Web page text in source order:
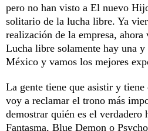
pero no han visto a El nuevo
solitario de la lucha libre. Ya
realización de la empresa,
Lucha libre solamente hay una
México y vamos los mejores
La gente tiene que asistir y tiene
voy a reclamar el trono más
demostrar quién es el
Fantasma, Blue Demon o